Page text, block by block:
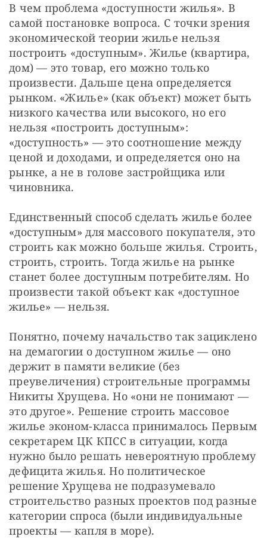
В чем проблема «доступности жилья». В
самой постановке вопроса. С точки зрения
экономической теории жилье нельзя
построить «доступным». Жилье (квартира,
дом) — это товар, его можно только
произвести. Дальше цена определяется
рынком. «Жилье» (как объект) может быть
низкого качества или высокого, но его
нельзя «построить доступным»:
«доступность» — это соотношение между
ценой и доходами, и определяется оно на
рынке, а не в голове застройщика или
чиновника.
Единственный способ сделать жилье более
«доступным» для массового покупателя, это
строить как можно больше жилья. Строить,
строить, строить. Тогда жилье на рынке
станет более доступным потребителям. Но
произвести такой объект как «доступное
жилье» — нельзя.
Понятно, почему начальство так зациклено
на демагогии о доступном жилье — оно
держит в памяти великие (без
преувеличения) строительные программы
Никиты Хрущева. Но «они не понимают —
это другое». Решение строить массовое
жилье эконом-класса принималось Первым
секретарем ЦК КПСС в ситуации, когда
нужно было решать невероятную проблему
дефицита жилья. Но политическое
решение Хрущева не подразумевало
строительство разных проектов под разные
категории спроса (были индивидуальные
проекты — капля в море).